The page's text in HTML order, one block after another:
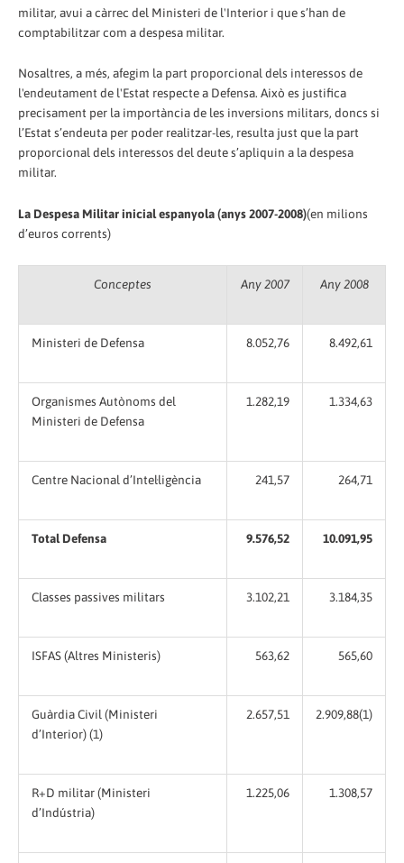
militar, avui a càrrec del Ministeri de l'Interior i que s’han de
comptabilitzar com a despesa militar.
Nosaltres, a més, afegim la part proporcional dels interessos de
l'endeutament de l'Estat respecte a Defensa. Això es justifica
precisament per la importància de les inversions militars, doncs si
l’Estat s’endeuta per poder realitzar-les, resulta just que la part
proporcional dels interessos del deute s’apliquin a la despesa
militar.
La Despesa Militar inicial espanyola (anys 2007-2008)(en milions
d’euros corrents)
Conceptes Any 2007 Any 2008
Ministeri de Defensa 8.052,76 8.492,61
Organismes Autònoms del
Ministeri de Defensa
1.282,19 1.334,63
Centre Nacional d’Intel·ligència 241,57 264,71
Total Defensa 9.576,52 10.091,95
Classes passives militars 3.102,21 3.184,35
ISFAS (Altres Ministeris) 563,62 565,60
Guàrdia Civil (Ministeri
d’Interior) (1)
2.657,51 2.909,88(1)
R+D militar (Ministeri
d’Indústria)
1.225,06 1.308,57